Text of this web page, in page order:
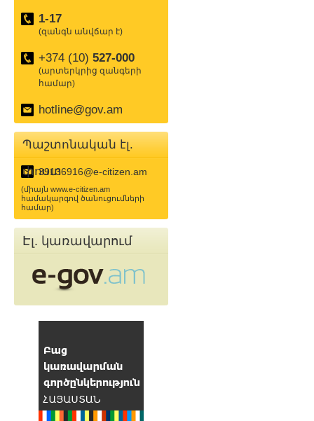
1-17
(զանգն անվճար է)
+374 (10) 527-000
(արտերկրից զանգերի
համար)
hotline@gov.am
Պաշտոնական էլ.
փոստ
39136916@e-citizen.am
(միայն www.e-citizen.am
համակարգով ծանուցումների
համար)
Էլ. կառավարում